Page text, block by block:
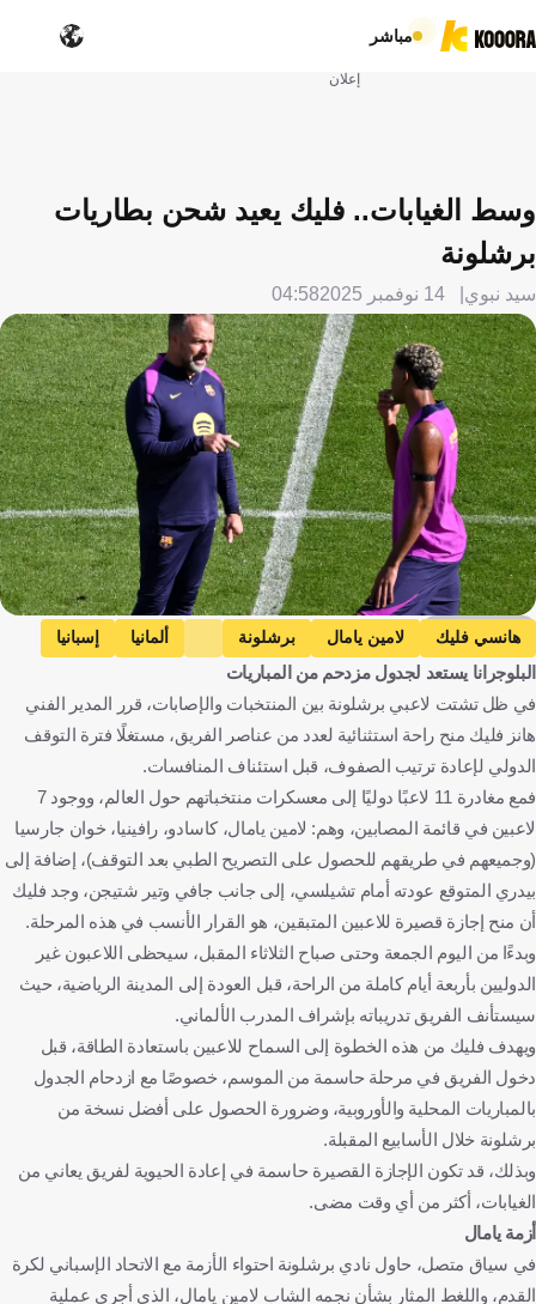
مباشر
إعلان
وسط الغيابات.. فليك يعيد شحن بطاريات
برشلونة
سيد نبوي 14 نوفمبر 2025 04:58
Getty Images
هانسي فليك لامين يامال برشلونة ألمانيا
إسبانيا
كرة قدم
البلوجرانا يستعد لجدول مزدحم من المباريات
في ظل تشتت لاعبي برشلونة بين المنتخبات والإصابات، قرر المدير الفني
هانز فليك منح راحة استثنائية لعدد من عناصر الفريق، مستغلًا فترة التوقف
الدولي لإعادة ترتيب الصفوف، قبل استئناف المنافسات.
فمع مغادرة 11 لاعبًا دوليًا إلى معسكرات منتخباتهم حول العالم، ووجود 7
لاعبين في قائمة المصابين، وهم: لامين يامال، كاسادو، رافينيا، خوان جارسيا
(وجميعهم في طريقهم للحصول على التصريح الطبي بعد التوقف)، إضافة إلى
بيدري المتوقع عودته أمام تشيلسي، إلى جانب جافي وتير شتيجن، وجد فليك
أن منح إجازة قصيرة للاعبين المتبقين، هو القرار الأنسب في هذه المرحلة.
وبدءًا من اليوم الجمعة وحتى صباح الثلاثاء المقبل، سيحظى اللاعبون غير
الدوليين بأربعة أيام كاملة من الراحة، قبل العودة إلى المدينة الرياضية، حيث
سيستأنف الفريق تدريباته بإشراف المدرب الألماني.
ويهدف فليك من هذه الخطوة إلى السماح للاعبين باستعادة الطاقة، قبل
دخول الفريق في مرحلة حاسمة من الموسم، خصوصًا مع ازدحام الجدول
بالمباريات المحلية والأوروبية، وضرورة الحصول على أفضل نسخة من
برشلونة خلال الأسابيع المقبلة.
وبذلك، قد تكون الإجازة القصيرة حاسمة في إعادة الحيوية لفريق يعاني من
الغيابات، أكثر من أي وقت مضى.
أزمة يامال
في سياق متصل، حاول نادي برشلونة احتواء الأزمة مع الاتحاد الإسباني لكرة
القدم، واللغط المثار بشأن نجمه الشاب لامين يامال، الذي أجرى عملية